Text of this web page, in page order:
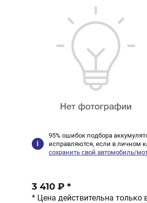
95% ошибок подбора
исправляются, если в личном
сохранить свой автомобиль/
3 410 ₽ *
* Цена действительна только